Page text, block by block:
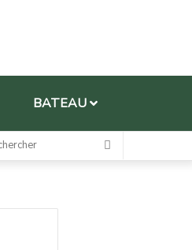
BATEAU